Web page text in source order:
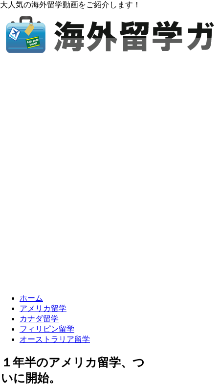
大人気の海外留学動画をご紹介します！
ホーム
アメリカ留学
カナダ留学
フィリピン留学
オーストラリア留学
１年半のアメリカ留学、つ
いに開始。